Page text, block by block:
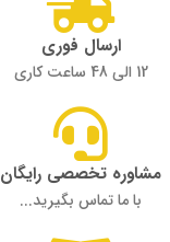
ارسال فوری
12 الی 48 ساعت کاری
مشاوره تخصصی رایگان
با ما تماس بگیرید...